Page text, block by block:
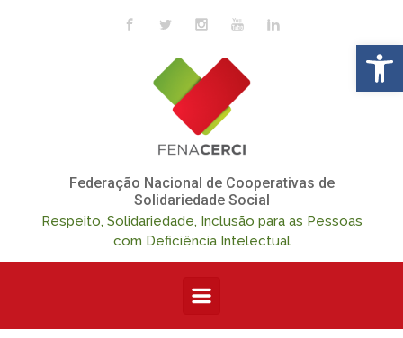
Skip to main content
Federação Nacional de Cooperativas de
Solidariedade Social
Respeito, Solidariedade, Inclusão para as Pessoas
com Deficiência Intelectual